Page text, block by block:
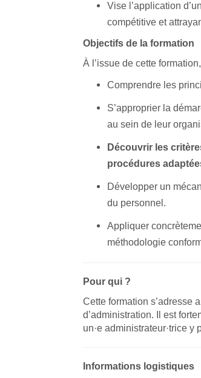
Vise l’application
compétitive et
Objectifs de la formation
À l’issue de cette
Comprendre les
S’approprier la
au sein de leur
Découvrir les
procédures
Développer un
du personnel.
Appliquer
méthodologie
Pour qui ?
Cette formation s’adresse
d’administration. Il est
un·e administrateur·trice
Informations logistiques